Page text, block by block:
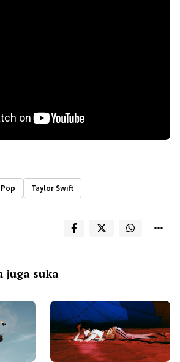
Pop Taylor Swift
juga suka